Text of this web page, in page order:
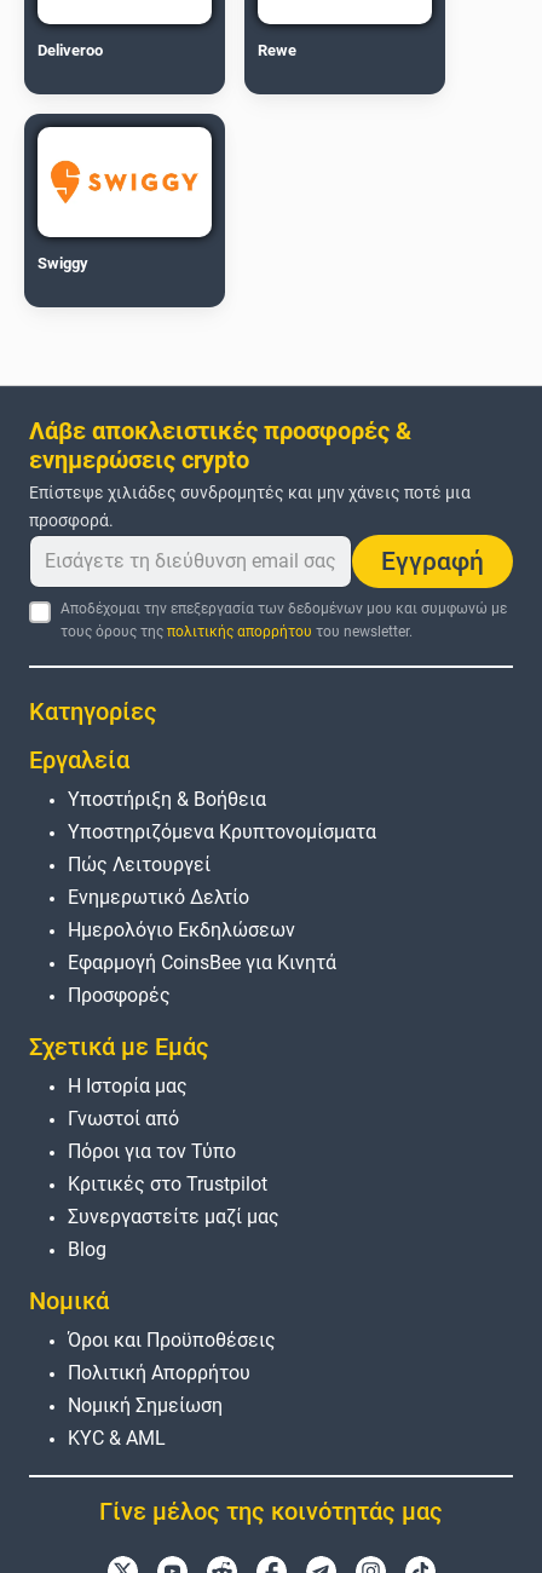
Deliveroo Rewe
Swiggy
Λάβε αποκλειστικές προσφορές &
ενημερώσεις crypto
Επίστεψε χιλιάδες συνδρομητές και μην χάνεις ποτέ μια
προσφορά.
Εγγραφή
Αποδέχομαι την επεξεργασία των δεδομένων μου και συμφωνώ με
τους όρους τηςπολιτικής απορρήτου του newsletter.
Κατηγορίες
Εργαλεία
Υποστήριξη & Βοήθεια
Υποστηριζόμενα Κρυπτονομίσματα
Πώς Λειτουργεί
Ενημερωτικό Δελτίο
Ημερολόγιο Εκδηλώσεων
Εφαρμογή CoinsBee για Κινητά
Προσφορές
Σχετικά με Εμάς
Η Ιστορία μας
Γνωστοί από
Πόροι για τον Τύπο
Κριτικές στο Trustpilot
Συνεργαστείτε μαζί μας
Blog
Νομικά
Όροι και Προϋποθέσεις
Πολιτική Απορρήτου
Νομική Σημείωση
KYC & AML
Γίνε μέλος της κοινότητάς μας